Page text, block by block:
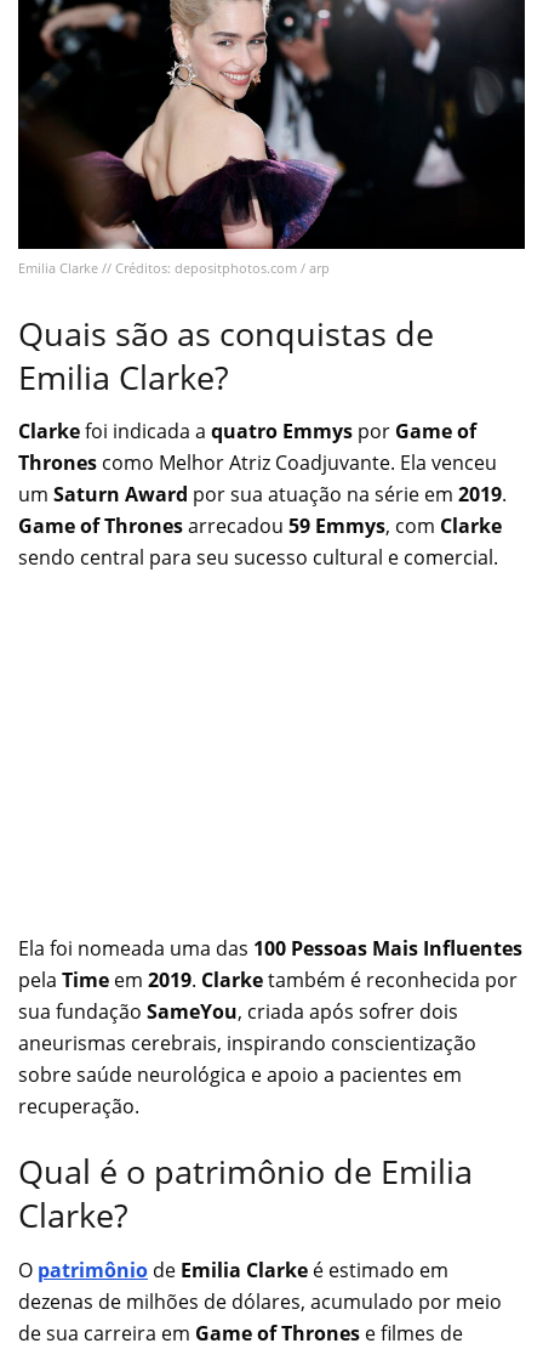
Emilia Clarke // Créditos: depositphotos.com / arp
Quais são as conquistas de
Emilia Clarke?
Clarkefoi indicada a quatro Emmys por Game of
Thrones como Melhor Atriz Coadjuvante. Ela venceu
um Saturn Award por sua atuação na série em 2019.
Game of Thronesarrecadou 59 Emmys, com Clarke
sendo central para seu sucesso cultural e comercial.
Ela foi nomeada uma das 100 Pessoas Mais Influentes
pela Time em 2019. Clarketambém é reconhecida por
sua fundação SameYou, criada após sofrer dois
aneurismas cerebrais, inspirando conscientização
sobre saúde neurológica e apoio a pacientes em
recuperação.
Qual é o patrimônio de Emilia
Clarke?
O patrimônio de Emilia Clarke é estimado em
dezenas de milhões de dólares, acumulado por meio
de sua carreira em Game of Thrones e filmes de